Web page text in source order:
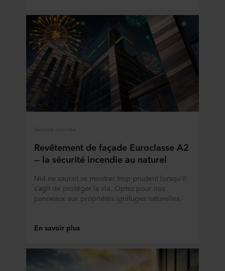
Sécurité incendie
Revêtement de façade Euroclasse A2
— la sécurité incendie au naturel
Nul ne saurait se montrer trop prudent lorsqu’il
s’agit de protéger la vie. Optez pour nos
panneaux aux propriétés ignifuges naturelles.
En savoir plus